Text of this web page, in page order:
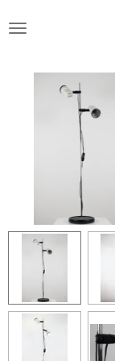
direct
hoofdinhoud